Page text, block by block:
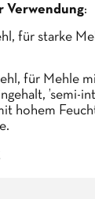
Verwendung:
für starke
für Mehle
’semi-
hohem